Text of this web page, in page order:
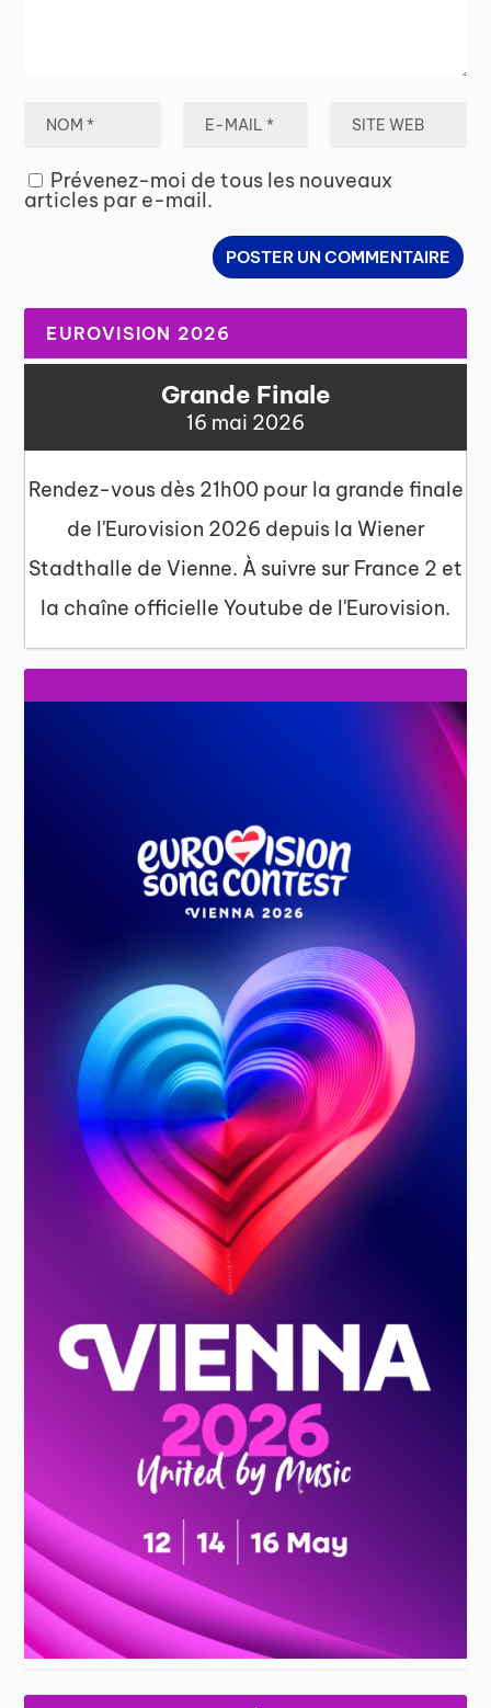
Prévenez-moi de tous les nouveaux
articles par e-mail.
EUROVISION 2026
Grande Finale
16 mai 2026
Rendez-vous dès 21h00 pour la grande finale
de l'Eurovision 2026 depuis la Wiener
Stadthalle de Vienne. À suivre sur France 2 et
la chaîne officielle Youtube de l'Eurovision.